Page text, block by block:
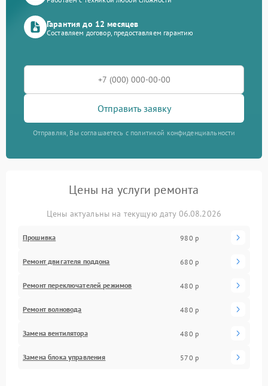
Гарантия до 12 месяцев
Составляем договор, предоставляем гарантию
Отправить заявку
Отправляя, Вы соглашаетесь с политикой конфиденциальности
Цены на услуги ремонта
Цены актуальны на текущую дату 06.08.2026
Прошивка 980 р
Ремонт двигателя поддона 680 р
Ремонт переключателей режимов 480 р
Ремонт волновода 480 р
Замена вентилятора 480 р
Замена блока управления 570 р